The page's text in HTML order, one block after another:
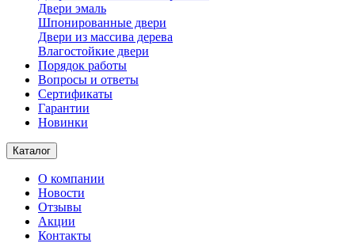
Двери эмаль
Шпонированные двери
Двери из массива дерева
Влагостойкие двери
Порядок работы
Вопросы и ответы
Сертификаты
Гарантии
Новинки
Каталог
О компании
Новости
Отзывы
Акции
Контакты